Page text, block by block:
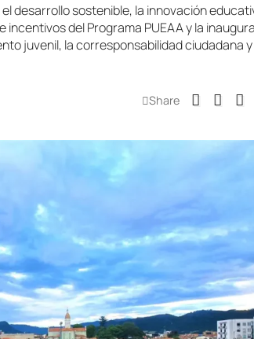
desarrollo sostenible, la innovación
incentivos del Programa PUEAA y la
juvenil, la corresponsabilidad ciudadana
Share